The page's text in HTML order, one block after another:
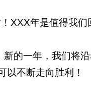
XXX年是值得我们
的一年，我们将
以不断走向胜利！